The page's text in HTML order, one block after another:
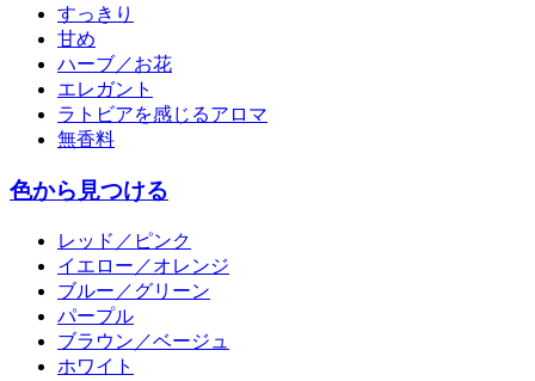
すっきり
甘め
ハーブ／お花
エレガント
ラトビアを感じるアロマ
無香料
色から見つける
レッド／ピンク
イエロー／オレンジ
ブルー／グリーン
パープル
ブラウン／ベージュ
ホワイト